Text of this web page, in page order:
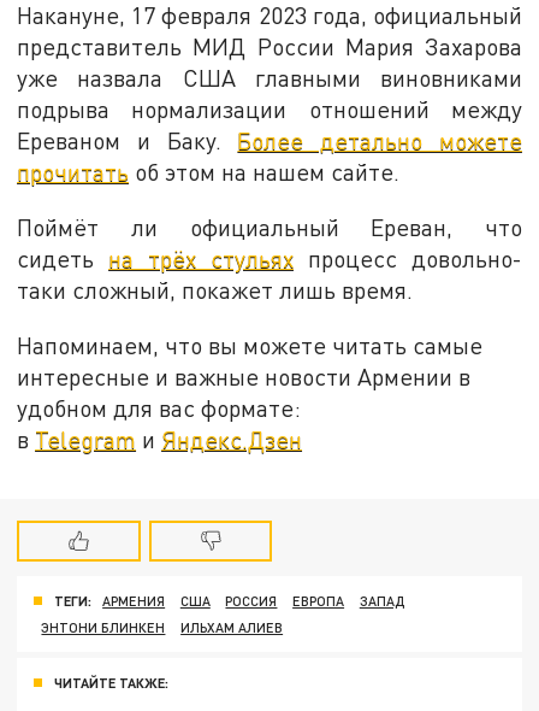
Накануне, 17 февраля 2023 года, официальный
представитель МИД России Мария Захарова
уже назвала США главными виновниками
подрыва нормализации отношений между
Ереваном и Баку. Более детально можете
прочитать об этом на нашем сайте.
Поймёт ли официальный Ереван, что
сидеть на трёх стульях процесс довольно-
таки сложный, покажет лишь время.
Напоминаем, что вы можете читать самые
интересные и важные новости Армении в
удобном для вас формате:
в Telegram и Яндекс.Дзен
ТЕГИ: АРМЕНИЯ США РОССИЯ ЕВРОПА
ЗАПАД
ЭНТОНИ БЛИНКЕН
ИЛЬХАМ АЛИЕВ
ЧИТАЙТЕ ТАКЖЕ: